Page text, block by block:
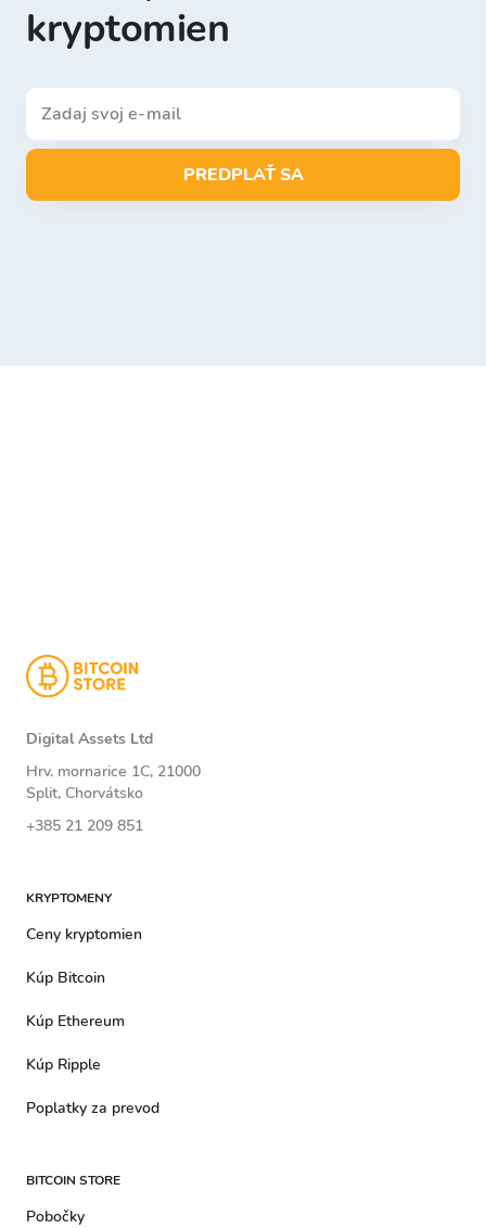
kryptomien
PREDPLAŤ SA
Digital Assets Ltd
Hrv. mornarice 1C, 21000
Split, Chorvátsko
+385 21 209 851
KRYPTOMENY
Ceny kryptomien
Kúp Bitcoin
Kúp Ethereum
Kúp Ripple
Poplatky za prevod
BITCOIN STORE
Pobočky